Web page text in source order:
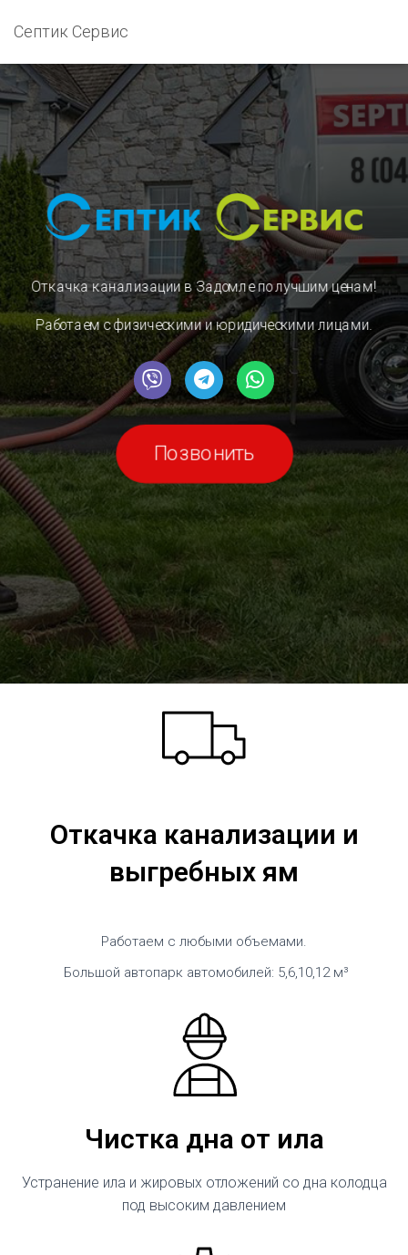
Септик Сервис
Откачка канализации в Задомлепо лучшим ценам!
Работаем с физическими и юридическими лицами.
Позвонить
Откачка канализации и
выгребных ям
Работаем с любыми объемами.
Большой автопарк автомобилей: 5,6,10,12 м³
Чистка дна от ила
Устранение ила и жировых отложений со дна колодца
под высоким давлением